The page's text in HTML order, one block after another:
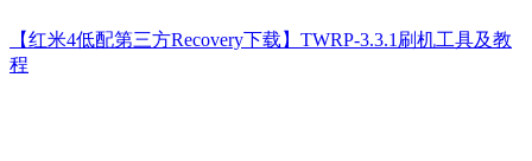
【红米4低配第三方Recovery下载】TWRP-3.3.1刷机工具及教
程